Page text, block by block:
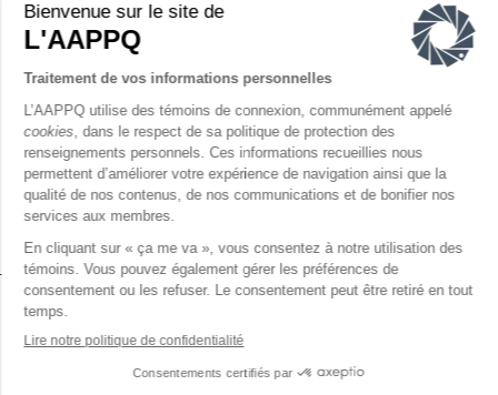
Tous droits réservés AAPPQ © 2026 ‐Politique de confidentialité